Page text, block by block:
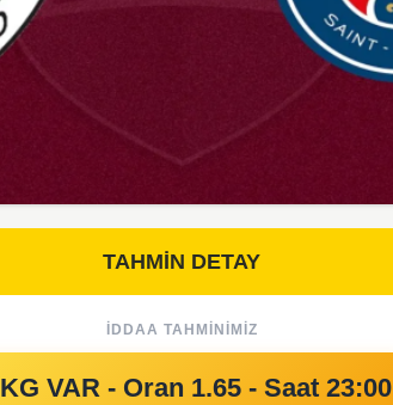
TAHMİN DETAY
İDDAA TAHMINIMIZ
KG VAR - Oran 1.65 - Saat 23:00